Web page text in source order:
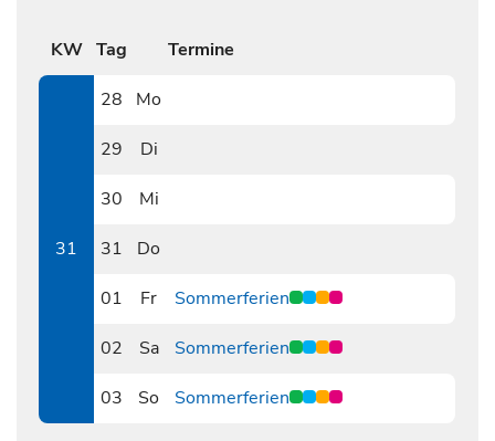
KW Tag Termine
31
28
Mo
29
Di
30
Mi
31
Do
01
Fr Sommerferien
02
Sa Sommerferien
03
So Sommerferien